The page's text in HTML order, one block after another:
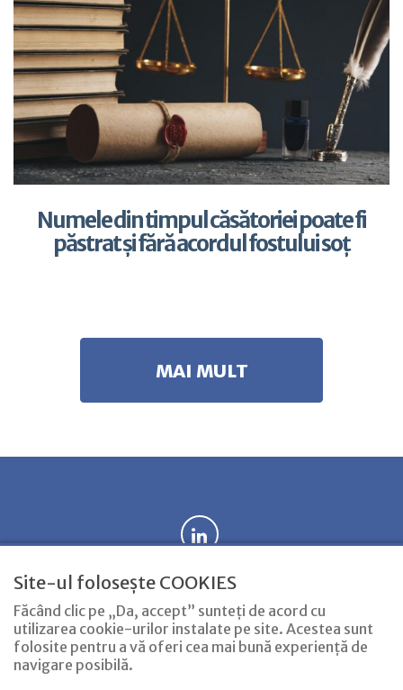
Numele din timpul căsătoriei poate fi
păstrat și fără acordul fostului soț
MAI MULT
Acasă Avocat timisoara Servicii Contact Noutăți
COPYRIGHT © 2026 AVOCAT LĂZĂRUȚIU LUCIAN. TOATE
Site-ul folosește COOKIES
Făcând clic pe „Da, accept” sunteți de acord cu
utilizarea cookie-urilor instalate pe site. Acestea sunt
folosite pentru a vă oferi cea mai bună experiență de
navigare posibilă.